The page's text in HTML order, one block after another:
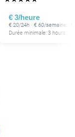
€ 3/heure
€ 20/24h · € 60/semaine ·
Durée minimale: 3 hours